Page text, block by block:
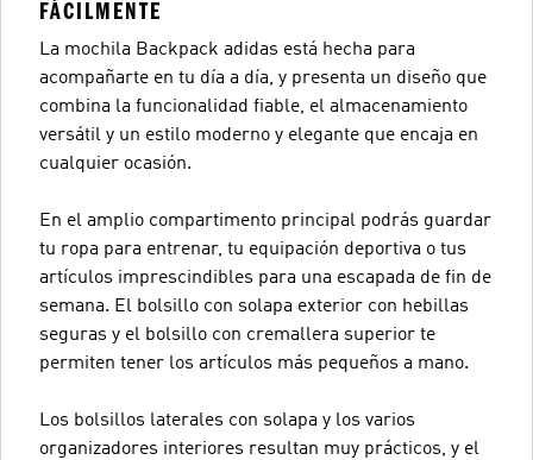
FÁCILMENTE
La mochila Backpack adidas está hecha para
acompañarte en tu día a día, y presenta un diseño que
combina la funcionalidad fiable, el almacenamiento
versátil y un estilo moderno y elegante que encaja en
cualquier ocasión.
En el amplio compartimento principal podrás guardar
tu ropa para entrenar, tu equipación deportiva o tus
artículos imprescindibles para una escapada de fin de
semana. El bolsillo con solapa exterior con hebillas
seguras y el bolsillo con cremallera superior te
permiten tener los artículos más pequeños a mano.
Los bolsillos laterales con solapa y los varios
organizadores interiores resultan muy prácticos, y el